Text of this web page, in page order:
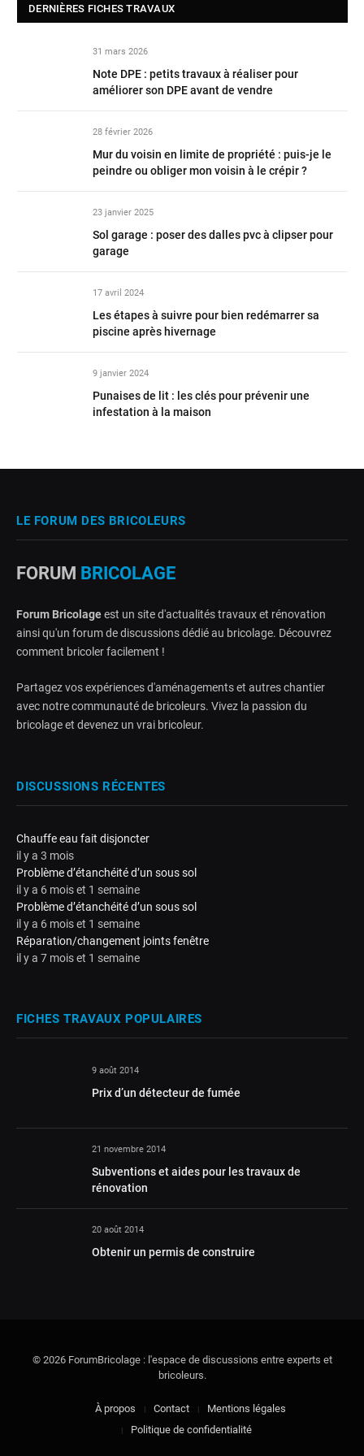
DERNIÈRES FICHES TRAVAUX
31 mars 2026
Note DPE : petits travaux à réaliser pour
améliorer son DPE avant de vendre
28 février 2026
Mur du voisin en limite de propriété : puis-je le
peindre ou obliger mon voisin à le crépir ?
23 janvier 2025
Sol garage : poser des dalles pvc à clipser pour
garage
17 avril 2024
Les étapes à suivre pour bien redémarrer sa
piscine après hivernage
9 janvier 2024
Punaises de lit : les clés pour prévenir une
infestation à la maison
LE FORUM DES BRICOLEURS
FORUM BRICOLAGE
Forum Bricolageest un site d'actualités travaux et rénovation
ainsi qu'un forum de discussions dédié au bricolage. Découvrez
comment bricoler facilement !
Partagez vos expériences d'aménagements et autres chantier
avec notre communauté de bricoleurs. Vivez la passion du
bricolage et devenez un vrai bricoleur.
DISCUSSIONS RÉCENTES
Chauffe eau fait disjoncter
il y a 3 mois
Problème d’étanchéité d’un sous sol
il y a 6 mois et 1 semaine
Problème d’étanchéité d’un sous sol
il y a 6 mois et 1 semaine
Réparation/changement joints fenêtre
il y a 7 mois et 1 semaine
FICHES TRAVAUX POPULAIRES
9 août 2014
Prix d’un détecteur de fumée
21 novembre 2014
Subventions et aides pour les travaux de
rénovation
20 août 2014
Obtenir un permis de construire
© 2026 ForumBricolage : l'espace de discussions entre experts et
bricoleurs.
À propos Contact
Mentions légales
Politique de confidentialité